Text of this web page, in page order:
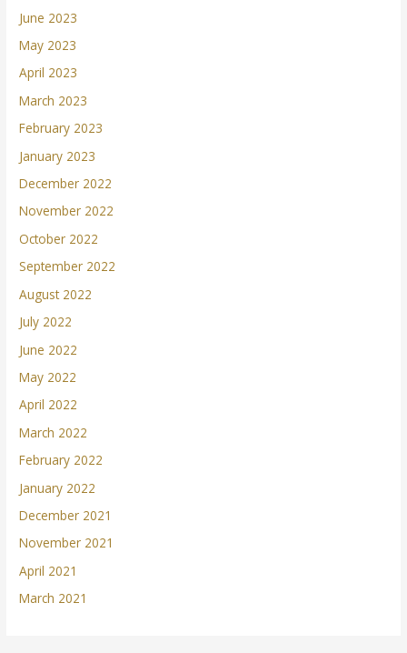
June 2023
May 2023
April 2023
March 2023
February 2023
January 2023
December 2022
November 2022
October 2022
September 2022
August 2022
July 2022
June 2022
May 2022
April 2022
March 2022
February 2022
January 2022
December 2021
November 2021
April 2021
March 2021